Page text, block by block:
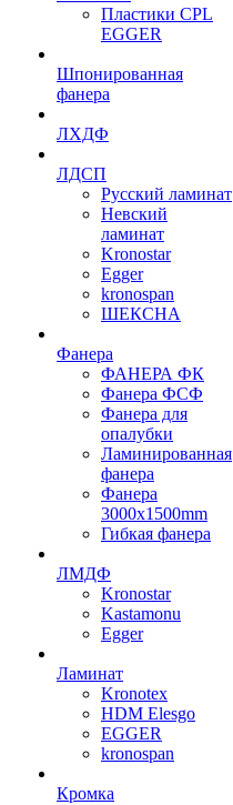
Пластики CPL
EGGER
Шпонированная
фанера
ЛХДФ
ЛДСП
Русский ламинат
Невский
ламинат
Kronostar
Egger
kronospan
ШЕКСНА
Фанера
ФАНЕРА ФК
Фанера ФСФ
Фанера для
опалубки
Ламинированная
фанера
Фанера
3000х1500mm
Гибкая фанера
ЛМДФ
Kronostar
Kastamonu
Egger
Ламинат
Kronotex
HDM Elesgo
EGGER
kronospan
Кромка